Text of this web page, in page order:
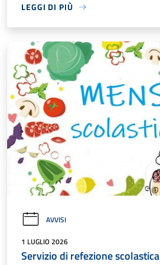
LEGGI DI PIÙ
AVVISI
1 LUGLIO 2026
Servizio di refezione scolastica